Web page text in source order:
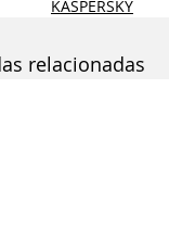
KASPERSKY
relacionadas